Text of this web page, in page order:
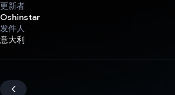
更新者
Oshinstar
发件人
意大利